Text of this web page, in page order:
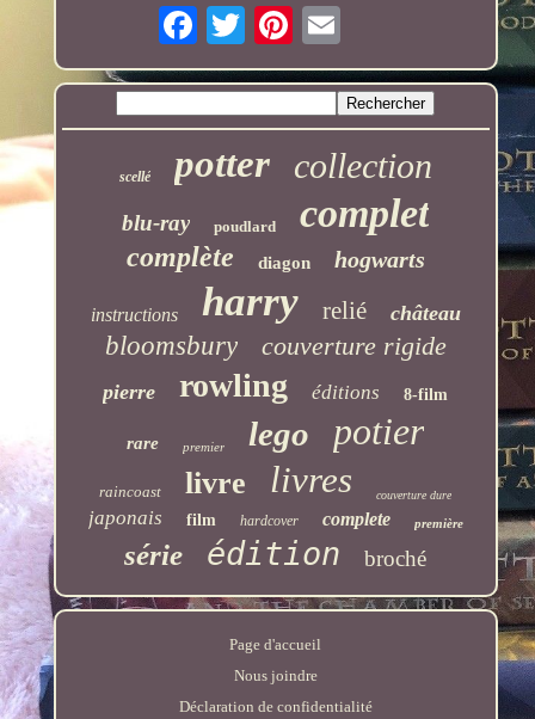
scellé potter collection
blu-ray poudlard complet
complète diagon hogwarts
instructions harry relié château
bloomsbury couverture rigide
pierre rowling éditions 8-film
rare premier lego potier
raincoast livre livres couverture dure
japonais film hardcover complete première
série édition broché
Page d'accueil
Nous joindre
Déclaration de confidentialité